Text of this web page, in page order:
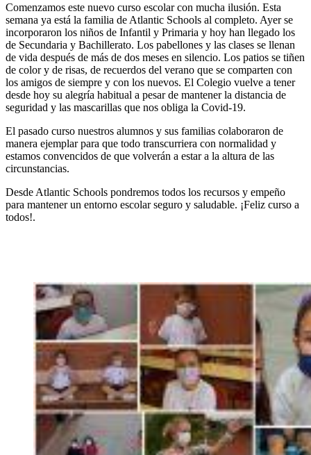
Comenzamos este nuevo curso escolar con mucha ilusión. Esta
semana ya está la familia de Atlantic Schools al completo. Ayer se
incorporaron los niños de Infantil y Primaria y hoy han llegado los
de Secundaria y Bachillerato. Los pabellones y las clases se llenan
de vida después de más de dos meses en silencio. Los patios se tiñen
de color y de risas, de recuerdos del verano que se comparten con
los amigos de siempre y con los nuevos. El Colegio vuelve a tener
desde hoy su alegría habitual a pesar de mantener la distancia de
seguridad y las mascarillas que nos obliga la Covid-19.
El pasado curso nuestros alumnos y sus familias colaboraron de
manera ejemplar para que todo transcurriera con normalidad y
estamos convencidos de que volverán a estar a la altura de las
circunstancias.
Desde Atlantic Schools pondremos todos los recursos y empeño
para mantener un entorno escolar seguro y saludable. ¡Feliz curso a
todos!.